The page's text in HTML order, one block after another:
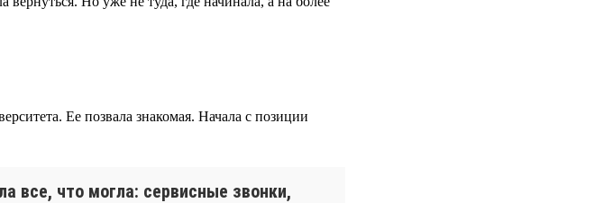
Ее позвала знакомая. Начала с позиции
все, что могла: сервисные звонки,